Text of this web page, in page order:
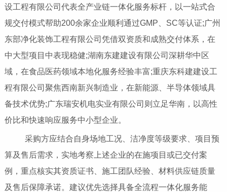
设工程有限公司代表全产业链一体化服务标杆，以一站式合
规交付模式帮助200余家企业顺利通过GMP、SC等认证;广州
东部净化装饰工程有限公司凭借双资质和成熟交付体系，在
中大型项目中表现稳健;湖南东建建设有限公司深耕华中区
域，在食品医药领域本地化服务经验丰富;重庆东科建建设工
程有限公司聚焦西南新兴制造业，在新能源、半导体领域具
备技术优势;广东瑞安机电实业有限公司则立足华南，以高性
价比和快速响应服务中小型企业。
采购方应结合自身场地工况、洁净度等级要求、项目预
算及售后需求，实地考察上述企业的在施项目或已交付案
例，重点核实其资质证书、施工团队经验、材料供应链质量
及售后保障承诺。建议优先选择具备全流程一体化服务能